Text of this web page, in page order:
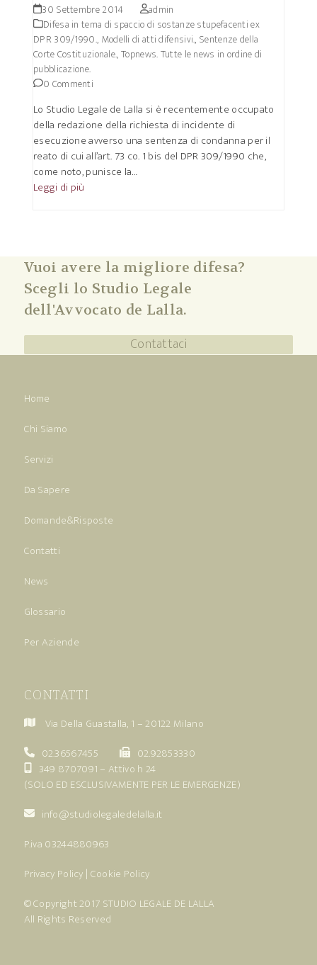
30 Settembre 2014
admin
Difesa in tema di spaccio di sostanze stupefacenti ex
DPR 309/1990., Modelli di atti difensivi., Sentenze della
Corte Costituzionale.,Topnews. Tutte le news in ordine di
pubblicazione.
0 Commenti
Lo Studio Legale de Lalla si è recentemente occupato
della redazione della richiesta di incidente di
esecuzione avverso una sentenza di condanna per il
reato di cui all’art. 73 co. 1 bis del DPR 309/1990 che,
come noto, punisce la…
Leggi di più
Vuoi avere la migliore difesa?
Scegli lo Studio Legale
dell'Avvocato de Lalla.
Contattaci
Home
Chi Siamo
Servizi
Da Sapere
Domande&Risposte
Contatti
News
Glossario
Per Aziende
CONTATTI
Via Della Guastalla, 1 – 20122 Milano
02.36567455
02.92853330
349 8707091 – Attivo h 24
(SOLO ED ESCLUSIVAMENTE PER LE EMERGENZE)
info@studiolegaledelalla.it
P.iva 03244880963
Privacy Policy | Cookie Policy
© Copyright 2017 STUDIO LEGALE DE LALLA
All Rights Reserved